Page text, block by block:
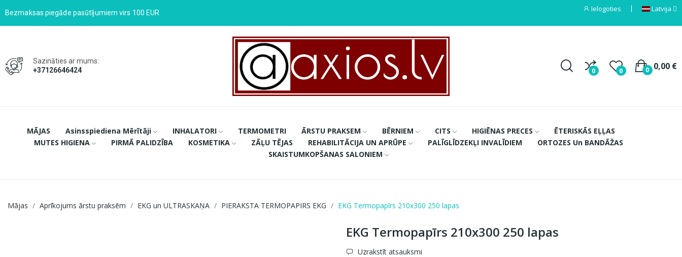
Bezmaksas piegāde pasūtījumiem virs 100 EUR Ielogoties Latvija
Sazināties ar mums:
+37126646424
0 0 0,00 €
0
MĀJAS Asinsspiediena Mērītāji INHALATORI TERMOMETRI ĀRSTU PRAKSEM BĒRNIEM CITS HIGIĒNAS PRECES
ĒTERISKĀS EĻĻAS
MUTES HIGIENA
PIRMĀ PALIDZĪBA KOSMETIKA ZĀĻU TĒJAS REHABILITĀCIJA UN APRŪPE PALĪGLĪDZEKĻI INVALĪDIEM
ORTOZES Un BANDĀŽAS
SKAISTUMKOPŠANAS SALONIEM
Mājas Aprīkojums ārstu praksēm EKG un ULTRASKAŅA PIERAKSTA TERMOPAPIRS EKG EKG Termopapīrs 210x300 250 lapas
EKG Termopapīrs 210x300 250 lapas
Uzrakstīt atsauksmi